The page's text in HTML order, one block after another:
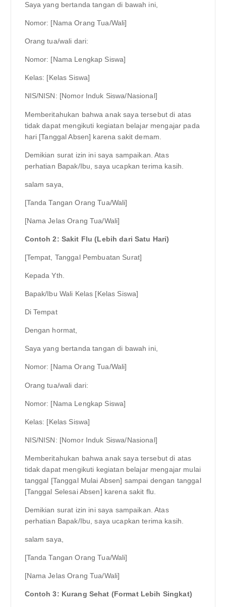
Saya yang bertanda tangan di bawah ini,
Nomor: [Nama Orang Tua/Wali]
Orang tua/wali dari:
Nomor: [Nama Lengkap Siswa]
Kelas: [Kelas Siswa]
NIS/NISN: [Nomor Induk Siswa/Nasional]
Memberitahukan bahwa anak saya tersebut di atas
tidak dapat mengikuti kegiatan belajar mengajar pada
hari [Tanggal Absen] karena sakit demam.
Demikian surat izin ini saya sampaikan. Atas
perhatian Bapak/Ibu, saya ucapkan terima kasih.
salam saya,
[Tanda Tangan Orang Tua/Wali]
[Nama Jelas Orang Tua/Wali]
Contoh 2: Sakit Flu (Lebih dari Satu Hari)
[Tempat, Tanggal Pembuatan Surat]
Kepada Yth.
Bapak/Ibu Wali Kelas [Kelas Siswa]
Di Tempat
Dengan hormat,
Saya yang bertanda tangan di bawah ini,
Nomor: [Nama Orang Tua/Wali]
Orang tua/wali dari:
Nomor: [Nama Lengkap Siswa]
Kelas: [Kelas Siswa]
NIS/NISN: [Nomor Induk Siswa/Nasional]
Memberitahukan bahwa anak saya tersebut di atas
tidak dapat mengikuti kegiatan belajar mengajar mulai
tanggal [Tanggal Mulai Absen] sampai dengan tanggal
[Tanggal Selesai Absen] karena sakit flu.
Demikian surat izin ini saya sampaikan. Atas
perhatian Bapak/Ibu, saya ucapkan terima kasih.
salam saya,
[Tanda Tangan Orang Tua/Wali]
[Nama Jelas Orang Tua/Wali]
Contoh 3: Kurang Sehat (Format Lebih Singkat)